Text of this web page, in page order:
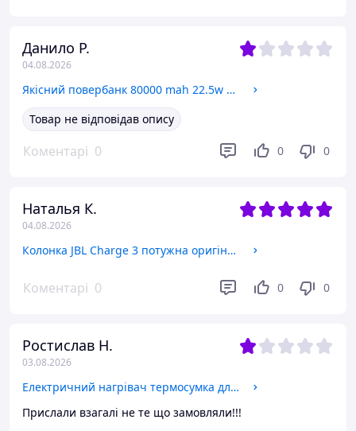
Данило Р.
04.08.2026
Якісний повербанк 80000 mah 22.5w зі швидким заряджанням батареї з ліхтариком Awei powerbank з дисплеєм
Товар не відповідав опису
Коментарі 0 0 0
Наталья К.
04.08.2026
Колонка JBL Charge 3 потужна оригінальна із заряджанням від мережі з вбудованим FM-радіо з карткою пам'яті
Коментарі 0 0 0
Ростислав Н.
03.08.2026
Електричний нагрівач термосумка для дитячих пляшечок автомобільний для малюка USB високоміцний
Прислали взагалі не те що замовляли!!!